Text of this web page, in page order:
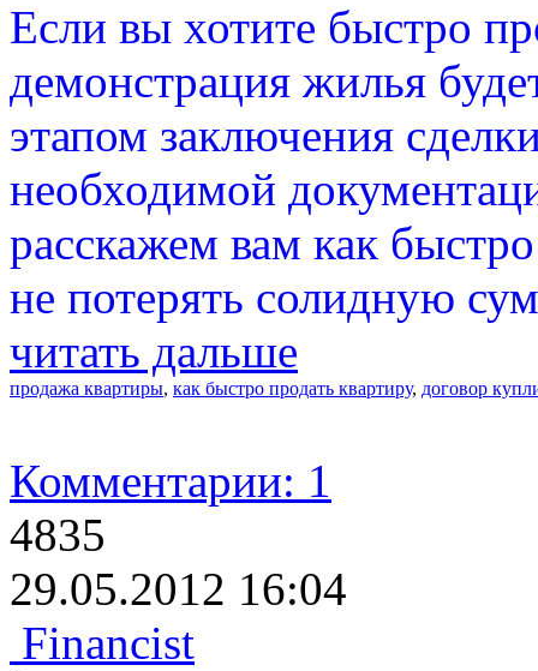
Если вы хотите быстро
демонстрация жилья
этапом заключения
необходимой
расскажем вам как
не потерять солидную
читать дальше
продажа квартиры, как быстро продать квартиру, договор
Комментарии: 1
4835
29.05.2012 16:04
Financist